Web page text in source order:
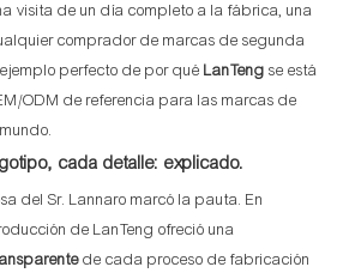
visita de un día completo a la fábrica, una
comprador de marcas de segunda
perfecto de por qué LanTeng se está
ODM de referencia para las marcas de
cada detalle: explicado.
del Sr. Lannaro marcó la pauta. En
de LanTeng ofreció una
de cada proceso de fabricación